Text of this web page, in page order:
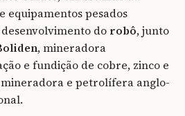
equipamentos pesados
do robô, junto
, mineradora
e fundição de cobre, zinco e
mineradora e petrolífera anglo-
.